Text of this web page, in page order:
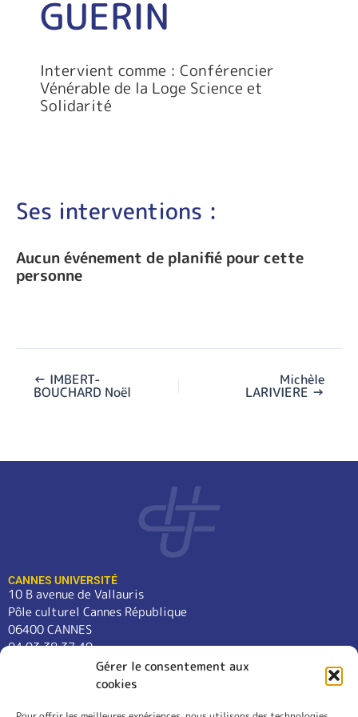
Gérer le consentement aux
cookies
GUERIN
Intervient comme : Conférencier
Vénérable de la Loge Science et
Solidarité
Ses interventions :
Aucun événement de planifié pour cette
personne
← IMBERT-
BOUCHARD Noël
Michèle
LARIVIERE →
CANNES UNIVERSITÉ
10 B avenue de Vallauris
Pôle culturel Cannes République
06400 CANNES
04 93 38 37 49
contact@cannes-universite.fr